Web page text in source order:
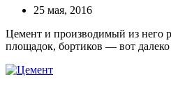
25 мая, 2016
Цемент и производимый из него
площадок, бортиков — вот